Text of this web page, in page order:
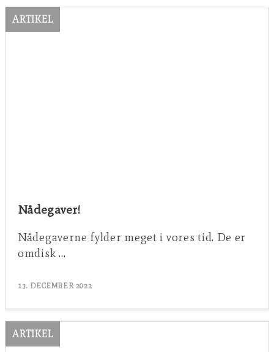
ARTIKEL
Nådegaver!
Nådegaverne fylder meget i vores tid. De er
omdisk …
13. DECEMBER 2022
ARTIKEL